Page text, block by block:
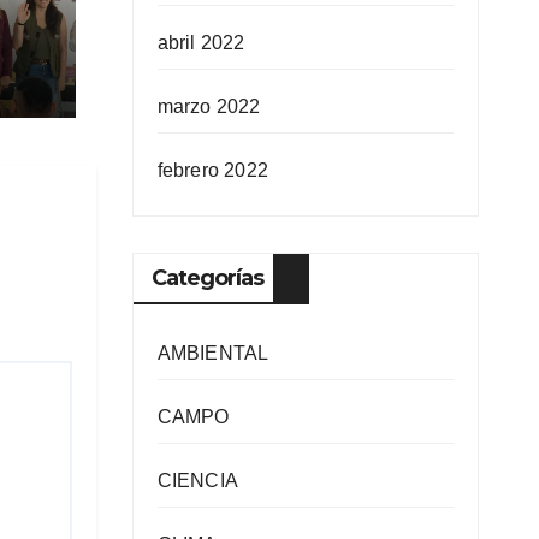
abril 2022
marzo 2022
febrero 2022
Categorías
AMBIENTAL
CAMPO
CIENCIA